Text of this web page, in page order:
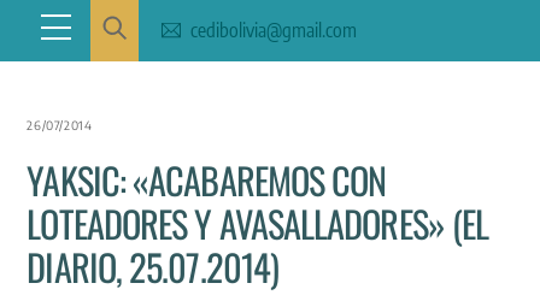
content
Menu cedibolivia@gmail.com
26/07/2014
YAKSIC: «ACABAREMOS CON
LOTEADORES Y AVASALLADORES» (EL
DIARIO, 25.07.2014)